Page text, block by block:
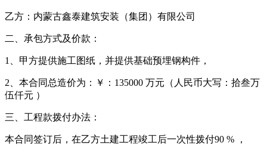
乙方：内蒙古鑫泰建筑安装（集团）有限公司
二、承包方式及价款：
1、甲方提供施工图纸，并提供基础预埋钢构件，
2、本合同总造价为：￥：135000 万元（人民币大写：拾叁万
伍仟元 ）
三、工程款拨付办法：
本合同签订后，在乙方土建工程竣工后一次性拨付90 % ，